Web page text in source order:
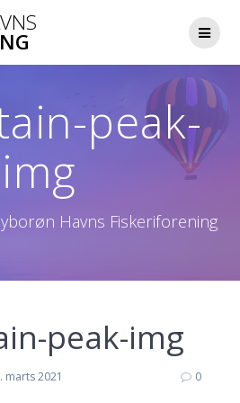
peak-
img
Havns Fiskeriforening
peak-img
marts 2021 0